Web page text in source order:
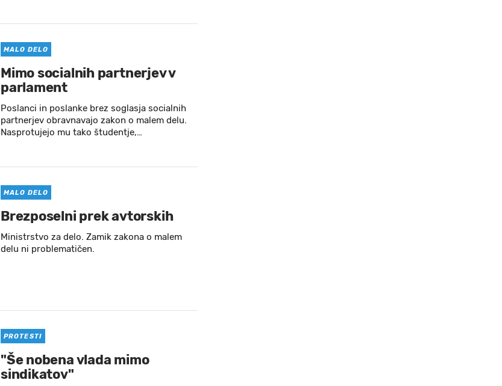
MALO DELO
Mimo socialnih partnerjev v
parlament
Poslanci in poslanke brez soglasja socialnih
partnerjev obravnavajo zakon o malem delu.
Nasprotujejo mu tako študentje,…
MALO DELO
Brezposelni prek avtorskih
Ministrstvo za delo. Zamik zakona o malem
delu ni problematičen.
PROTESTI
"Še nobena vlada mimo
sindikatov"